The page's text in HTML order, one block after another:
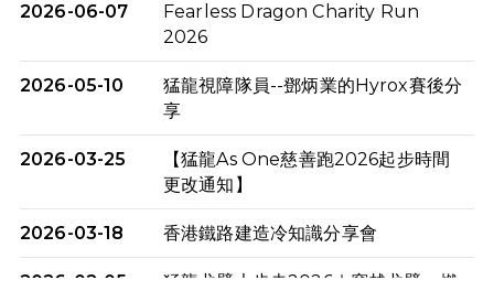
2026-06-07
Fearless Dragon Charity Run
2026
2026-05-10
猛龍視障隊員--鄧炳業的Hyrox賽後分
享
2026-03-25
【猛龍As One慈善跑2026起步時間
更改通知】
2026-03-18 香港鐵路建造冷知識分享會
2026-02-05
猛龍戈壁大步走2026｜穿越戈壁．燃